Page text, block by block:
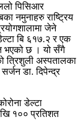
पिसिआर
नमुनाहरु राष्ट्रिय
जेने
बि ६१७.२ र एक
भएको छ । यो सँगै
त्रिशुली अस्पतालका
डा. दिपेन्द्र
डेल्टा
१०० प्रतिशत